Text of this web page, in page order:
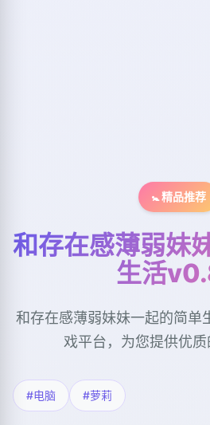
🚼 精品推荐
和存在感薄弱妹
生活
和存在感薄弱妹妹一起的简单
戏平台，为您提供优质
#电脑 #萝莉